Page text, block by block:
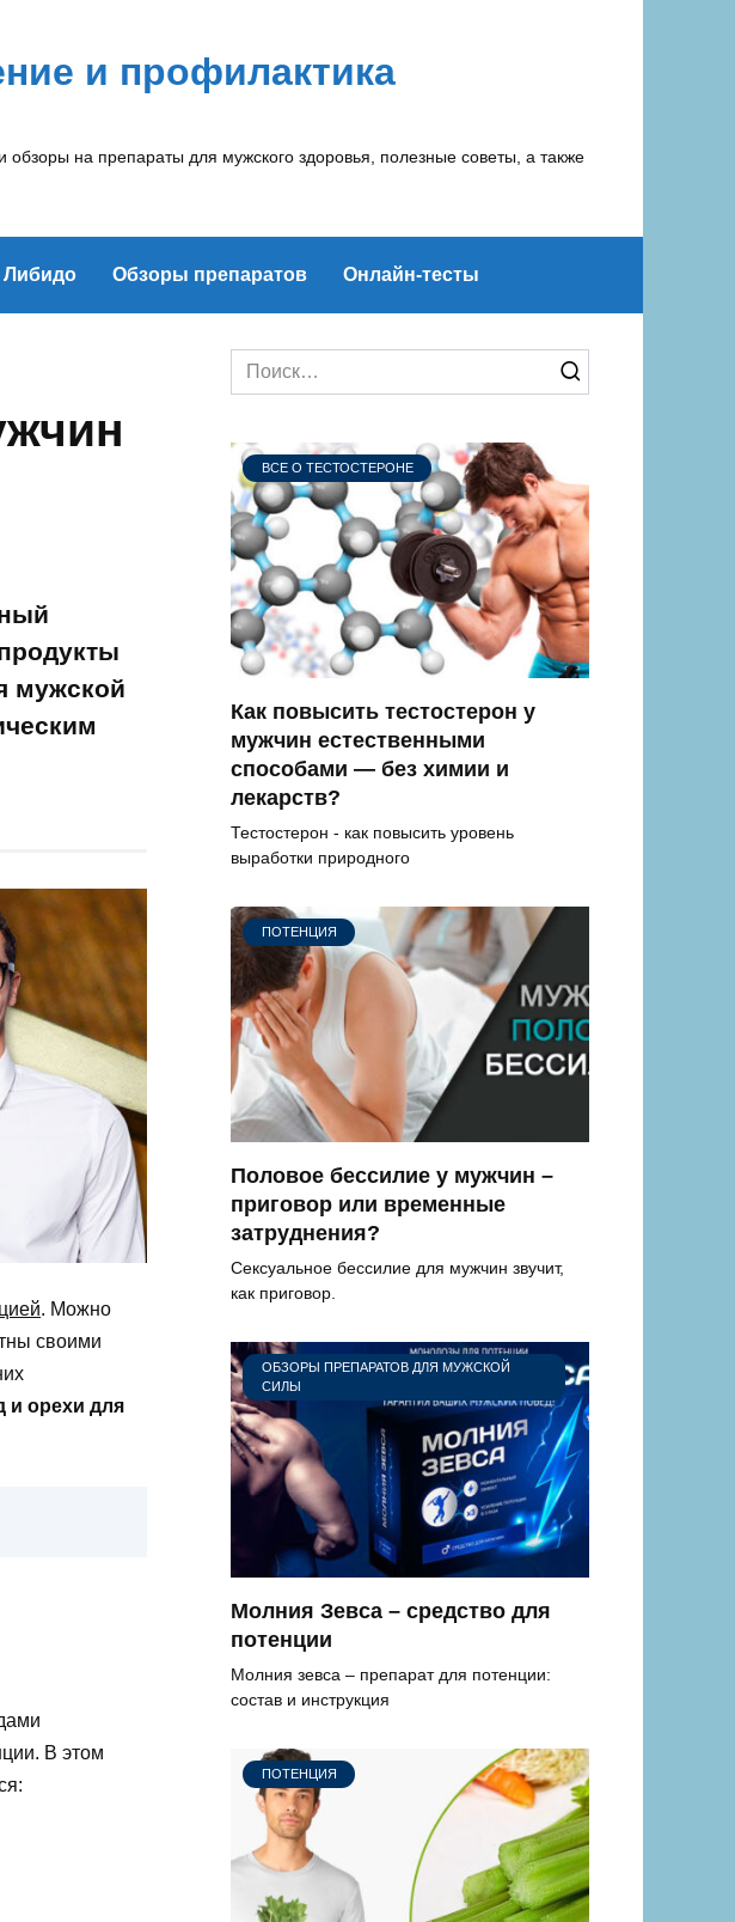
и профилактика
на препараты для мужского здоровья, полезные советы, а также
Либидо Обзоры препаратов Онлайн-тесты
мужской
. Можно
своими
и орехи для
В этом
Search
for:
ВСЕ О ТЕСТОСТЕРОНЕ
Как повысить тестостерон у
мужчин естественными
способами — без химии и
лекарств?
Тестостерон - как повысить уровень
выработки природного
ПОТЕНЦИЯ
Половое бессилие у мужчин –
приговор или временные
затруднения?
Сексуальное бессилие для мужчин звучит,
как приговор.
ОБЗОРЫ ПРЕПАРАТОВ ДЛЯ МУЖСКОЙ
СИЛЫ
Молния Зевса – средство для
потенции
Молния зевса – препарат для потенции:
состав и инструкция
ПОТЕНЦИЯ